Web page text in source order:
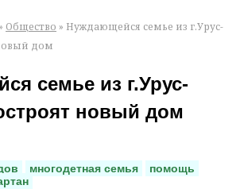
» Общество » Нуждающейся семье из г.Урус-
дом
семье из г.Урус-
новый дом
многодетная семья
помощь